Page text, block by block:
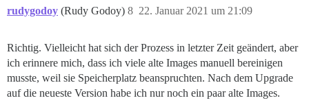
rudygodoy (Rudy Godoy) 22. Januar 2021 um 21:09
8
Richtig. Vielleicht hat sich der Prozess in letzter Zeit geändert, aber
ich erinnere mich, dass ich viele alte Images manuell bereinigen
musste, weil sie Speicherplatz beanspruchten. Nach dem Upgrade
auf die neueste Version habe ich nur noch ein paar alte Images.